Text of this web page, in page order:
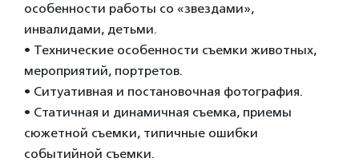
особенности работы со «звездами»,
инвалидами, детьми.
• Технические особенности съемки животных,
мероприятий, портретов.
• Ситуативная и постановочная фотография.
• Статичная и динамичная съемка, приемы
сюжетной съемки, типичные ошибки
событийной съемки.